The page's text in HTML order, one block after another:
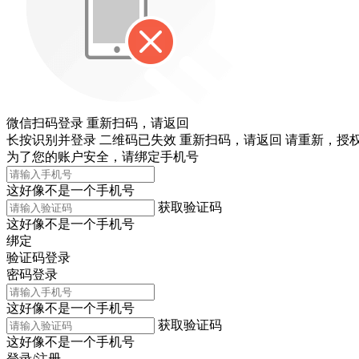
微信扫码登录 重新扫码， 请返回
长按识别并登录 二维码已失效 重新扫码， 请返回 请重新， 授
为了您的账户安全，请绑定手机号
这好像不是一个手机号
获取验证码
这好像不是一个手机号
绑定
验证码登录
密码登录
这好像不是一个手机号
获取验证码
这好像不是一个手机号